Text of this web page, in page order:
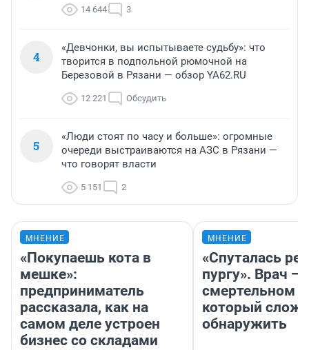
14 644 3
4
«Девчонки, вы испытываете судьбу»: что
творится в подпольной рюмочной на
Березовой в Рязани — обзор YA62.RU
12 221 Обсудить
5
«Люди стоят по часу и больше»: огромные
очереди выстраиваются на АЗС в Рязани —
что говорят власти
5 151 2
МНЕНИЕ
«Покупаешь кота в
мешке»:
предприниматель
рассказала, как на
самом деле устроен
бизнес со складами
МНЕНИЕ
«Спуталась
пургу». Врач —
смертельном
который
обнаружить